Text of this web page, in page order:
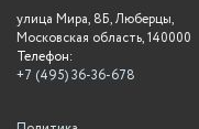
улица Мира, 8Б, Люберцы,
Московская область, 140000
Телефон:
+7 (495) 36-36-678